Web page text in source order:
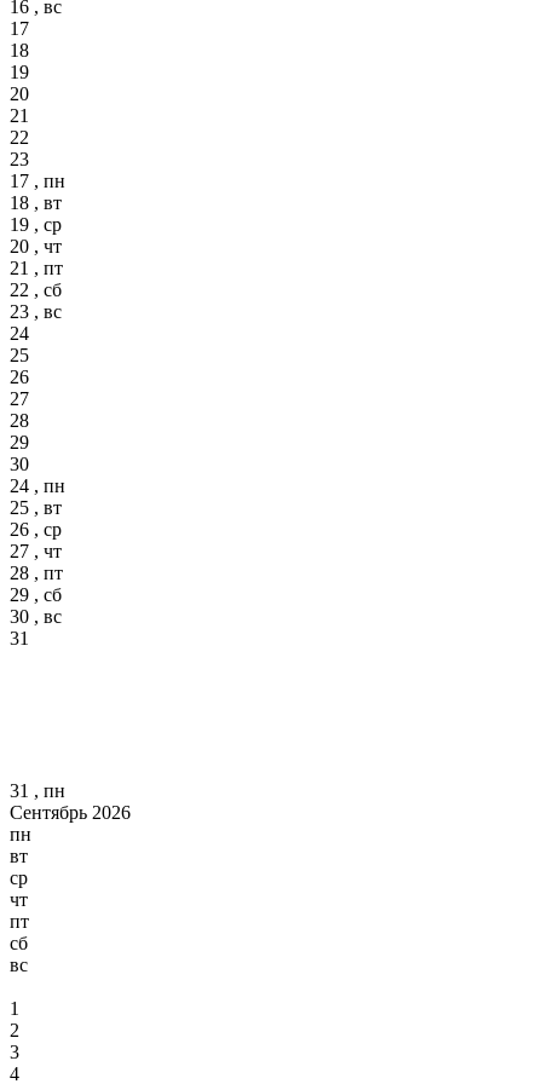
16 , вс
17
18
19
20
21
22
23
17 , пн
18 , вт
19 , ср
20 , чт
21 , пт
22 , сб
23 , вс
24
25
26
27
28
29
30
24 , пн
25 , вт
26 , ср
27 , чт
28 , пт
29 , сб
30 , вс
31
31 , пн
Сентябрь 2026
пн
вт
ср
чт
пт
сб
вс
1
2
3
4